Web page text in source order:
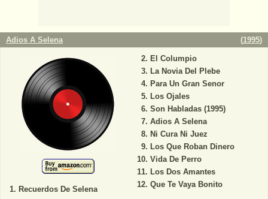
Adios A Selena (1995)
Recuerdos De Selena
El Columpio
La Novia Del Plebe
Para Un Gran Senor
Los Ojales
Son Habladas (1995)
Adios A Selena
Ni Cura Ni Juez
Los Que Roban Dinero
Vida De Perro
Los Dos Amantes
Que Te Vaya Bonito